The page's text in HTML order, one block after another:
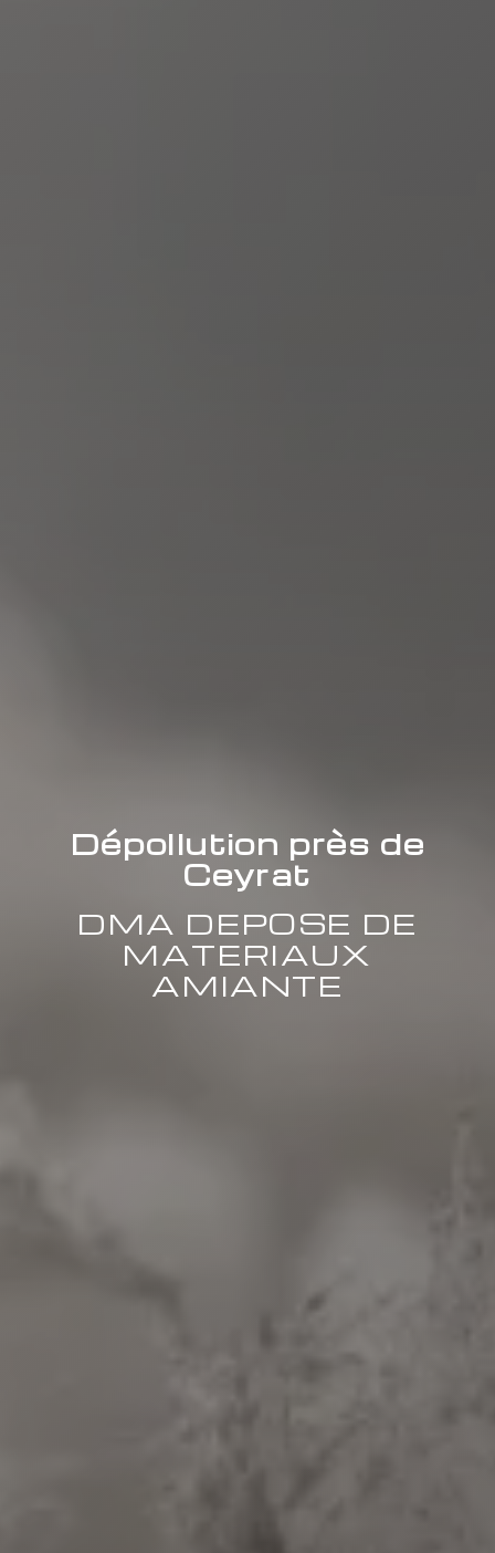
Dépollution près de
Ceyrat
DMA DEPOSE DE
MATERIAUX
AMIANTE